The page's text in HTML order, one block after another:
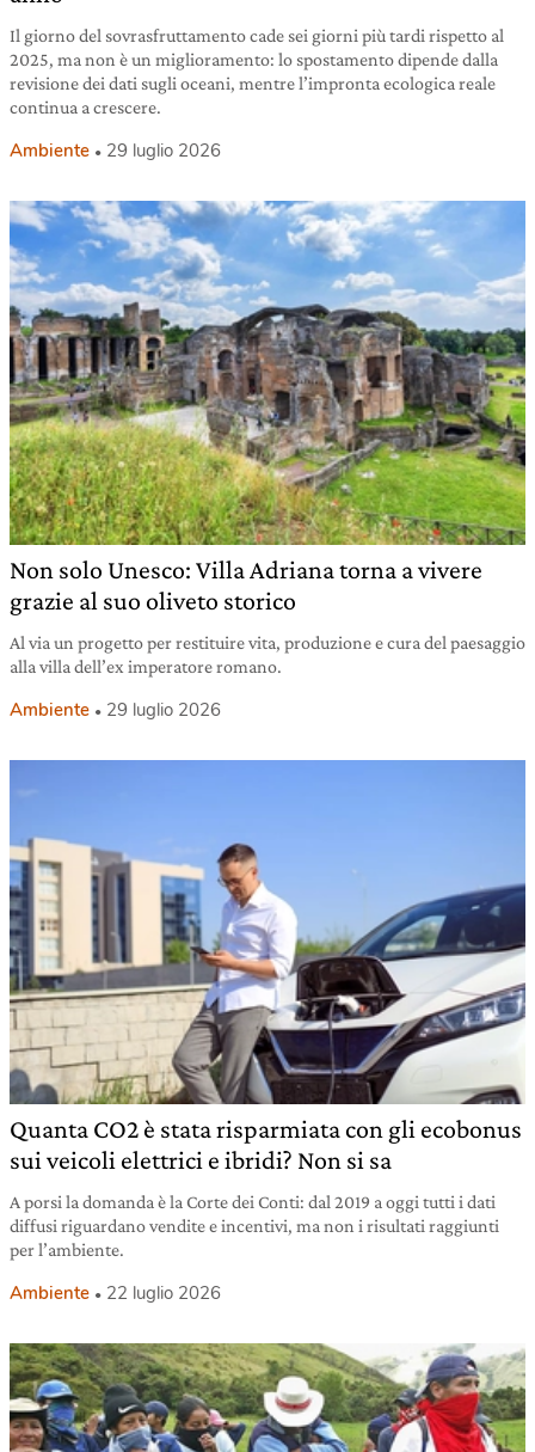
Il giorno del sovrasfruttamento cade sei giorni più tardi rispetto al
2025, ma non è un miglioramento: lo spostamento dipende dalla
revisione dei dati sugli oceani, mentre l’impronta ecologica reale
continua a crescere.
Ambiente 29 luglio 2026
Non solo Unesco: Villa Adriana torna a vivere
grazie al suo oliveto storico
Al via un progetto per restituire vita, produzione e cura del paesaggio
alla villa dell’ex imperatore romano.
Ambiente 29 luglio 2026
Quanta CO2 è stata risparmiata con gli ecobonus
sui veicoli elettrici e ibridi? Non si sa
A porsi la domanda è la Corte dei Conti: dal 2019 a oggi tutti i dati
diffusi riguardano vendite e incentivi, ma non i risultati raggiunti
per l’ambiente.
Ambiente 22 luglio 2026